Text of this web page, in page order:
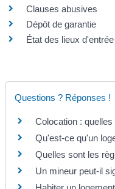
Clauses abusives
Dépôt de garantie
État des lieux d'entrée
Questions ? Réponses !
Colocation :
Qu'est-ce qu'un
Quelles sont les
Un mineur peut-il